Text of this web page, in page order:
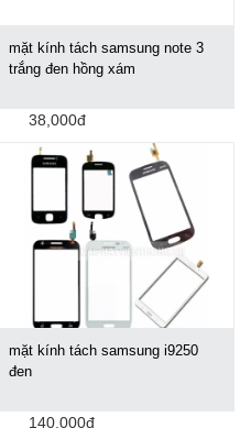
mặt kính tách samsung note 3
trắng đen hồng xám
38,000đ
mặt kính tách samsung i9250
đen
140,000đ